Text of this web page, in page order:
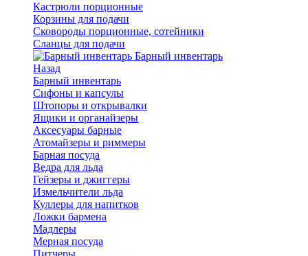
Кастрюли порционные
Корзины для подачи
Сковороды порционные, сотейники
Сланцы для подачи
Барный инвентарь
Назад
Барный инвентарь
Сифоны и капсулы
Штопоры и открывалки
Ящики и органайзеры
Аксесуары барные
Атомайзеры и риммеры
Барная посуда
Ведра для льда
Гейзеры и джиггеры
Измельчители льда
Куллеры для напитков
Ложки бармена
Мадлеры
Мерная посуда
Питчеры